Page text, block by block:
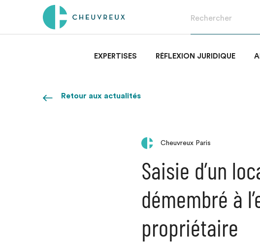
EXPERTISES RÉFLEXION JURIDIQUE
Retour aux actualités
Cheuvreux Paris
Saisie d’un
démembré à
propriétaire